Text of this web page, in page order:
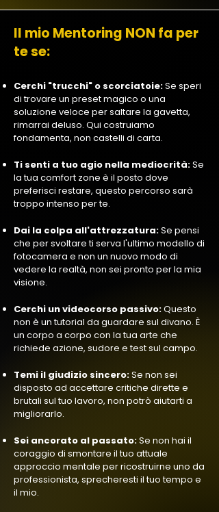
Il mio Mentoring NON fa per
te se:
Cerchi "trucchi" o scorciatoie:Se speri
di trovare un preset magico o una
soluzione veloce per saltare la gavetta,
rimarrai deluso. Qui costruiamo
fondamenta, non castelli di carta.
Ti senti a tuo agio nella mediocrità:Se
la tua comfort zone è il posto dove
preferisci restare, questo percorso sarà
troppo intenso per te.
Dai la colpa all'attrezzatura:Se pensi
che per svoltare ti serva l'ultimo modello di
fotocamera e non un nuovo modo di
vedere la realtà, non sei pronto per la mia
visione.
Cerchi un videocorso passivo:Questo
non è un tutorial da guardare sul divano. È
un corpo a corpo con la tua arte che
richiede azione, sudore e test sul campo.
Temi il giudizio sincero:Se non sei
disposto ad accettare critiche dirette e
brutali sul tuo lavoro, non potrò aiutarti a
migliorarlo.
Sei ancorato al passato:Se non hai il
coraggio di smontare il tuo attuale
approccio mentale per ricostruirne uno da
professionista, sprecheresti il tuo tempo e
il mio.